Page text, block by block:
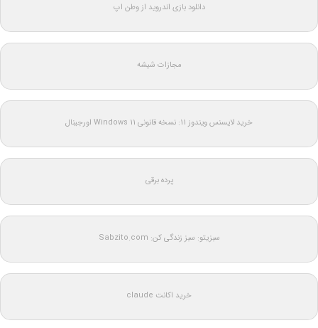
دانلود بازی اندروید از وطن اپ
مجازات شیشه
خرید لایسنس ویندوز 11: نسخه قانونی Windows 11 اورجینال
پرده برقی
سبزیتو: سبز زندگی کن: Sabzito.com
خرید اکانت claude